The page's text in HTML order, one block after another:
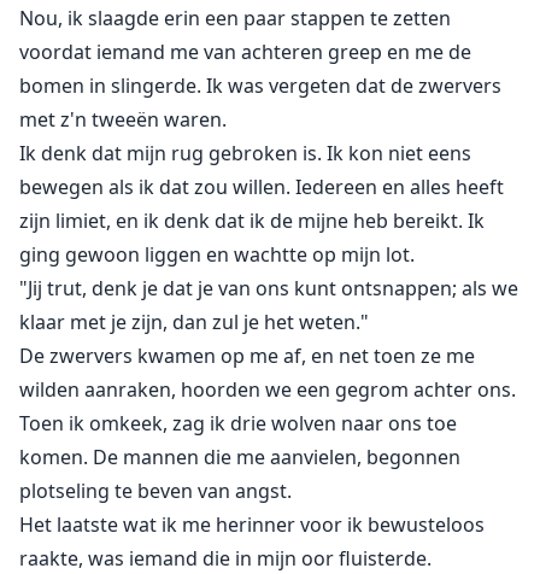
Nou, ik slaagde erin een paar stappen te zetten
voordat iemand me van achteren greep en me de
bomen in slingerde. Ik was vergeten dat de zwervers
met z'n tweeën waren.
Ik denk dat mijn rug gebroken is. Ik kon niet eens
bewegen als ik dat zou willen. Iedereen en alles heeft
zijn limiet, en ik denk dat ik de mijne heb bereikt. Ik
ging gewoon liggen en wachtte op mijn lot.
"Jij trut, denk je dat je van ons kunt ontsnappen; als we
klaar met je zijn, dan zul je het weten."
De zwervers kwamen op me af, en net toen ze me
wilden aanraken, hoorden we een gegrom achter ons.
Toen ik omkeek, zag ik drie wolven naar ons toe
komen. De mannen die me aanvielen, begonnen
plotseling te beven van angst.
Het laatste wat ik me herinner voor ik bewusteloos
raakte, was iemand die in mijn oor fluisterde.